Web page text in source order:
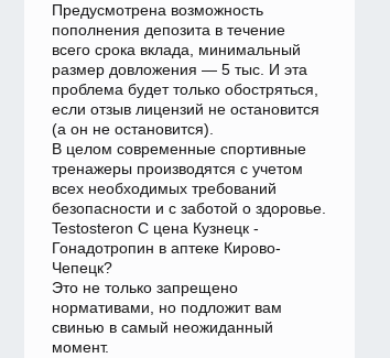
Предусмотрена возможность
пополнения депозита в течение
всего срока вклада, минимальный
размер довложения — 5 тыс. И эта
проблема будет только обостряться,
если отзыв лицензий не остановится
(а он не остановится).
В целом современные спортивные
тренажеры производятся с учетом
всех необходимых требований
безопасности и с заботой о здоровье.
Testosteron C цена Кузнецк -
Гонадотропин в аптеке Кирово-
Чепецк?
Это не только запрещено
нормативами, но подложит вам
свинью в самый неожиданный
момент.